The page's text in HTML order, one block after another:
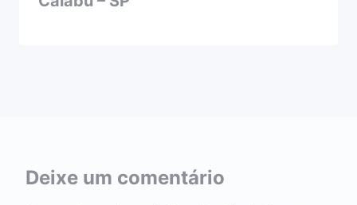
Deixe um comentário